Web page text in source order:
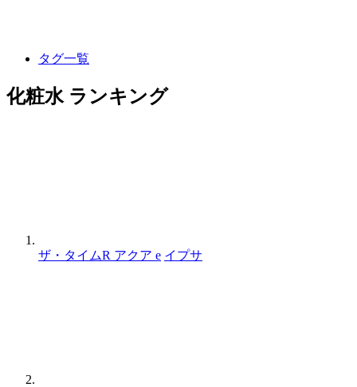
タグ一覧
化粧水 ランキング
ザ・タイムR アクア e イプサ